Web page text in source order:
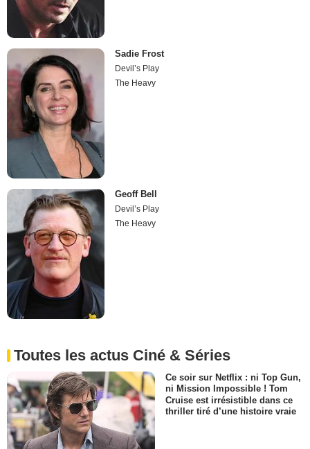
Sadie Frost
Devil’s Play
The Heavy
Geoff Bell
Devil’s Play
The Heavy
Toutes les actus Ciné & Séries
Ce soir sur Netflix : ni Top Gun,
ni Mission Impossible ! Tom
Cruise est irrésistible dans ce
thriller tiré d’une histoire vraie